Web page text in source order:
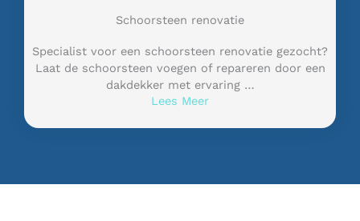
Schoorsteen renovatie
Specialist voor een schoorsteen renovatie gezocht?
Laat de schoorsteen voegen of repareren door een
dakdekker met ervaring …
Lees Meer